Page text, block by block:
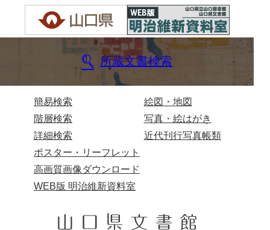
所蔵文書検索
簡易検索
階層検索
詳細検索
絵図・地図
写真・絵はがき
近代刊行写真帳類
ポスター・リーフレット
高画質画像ダウンロード
WEB版 明治維新資料室